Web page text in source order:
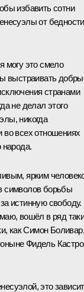
избавить сотни
от бедности
могу это смело
выстраивать
странами
не делал этого
никогда
во всех отношениях
народа.
ярким
символов борьбы
истинную свободу.
вошёл в ряд
как Симон Боливар,
Фидель
это